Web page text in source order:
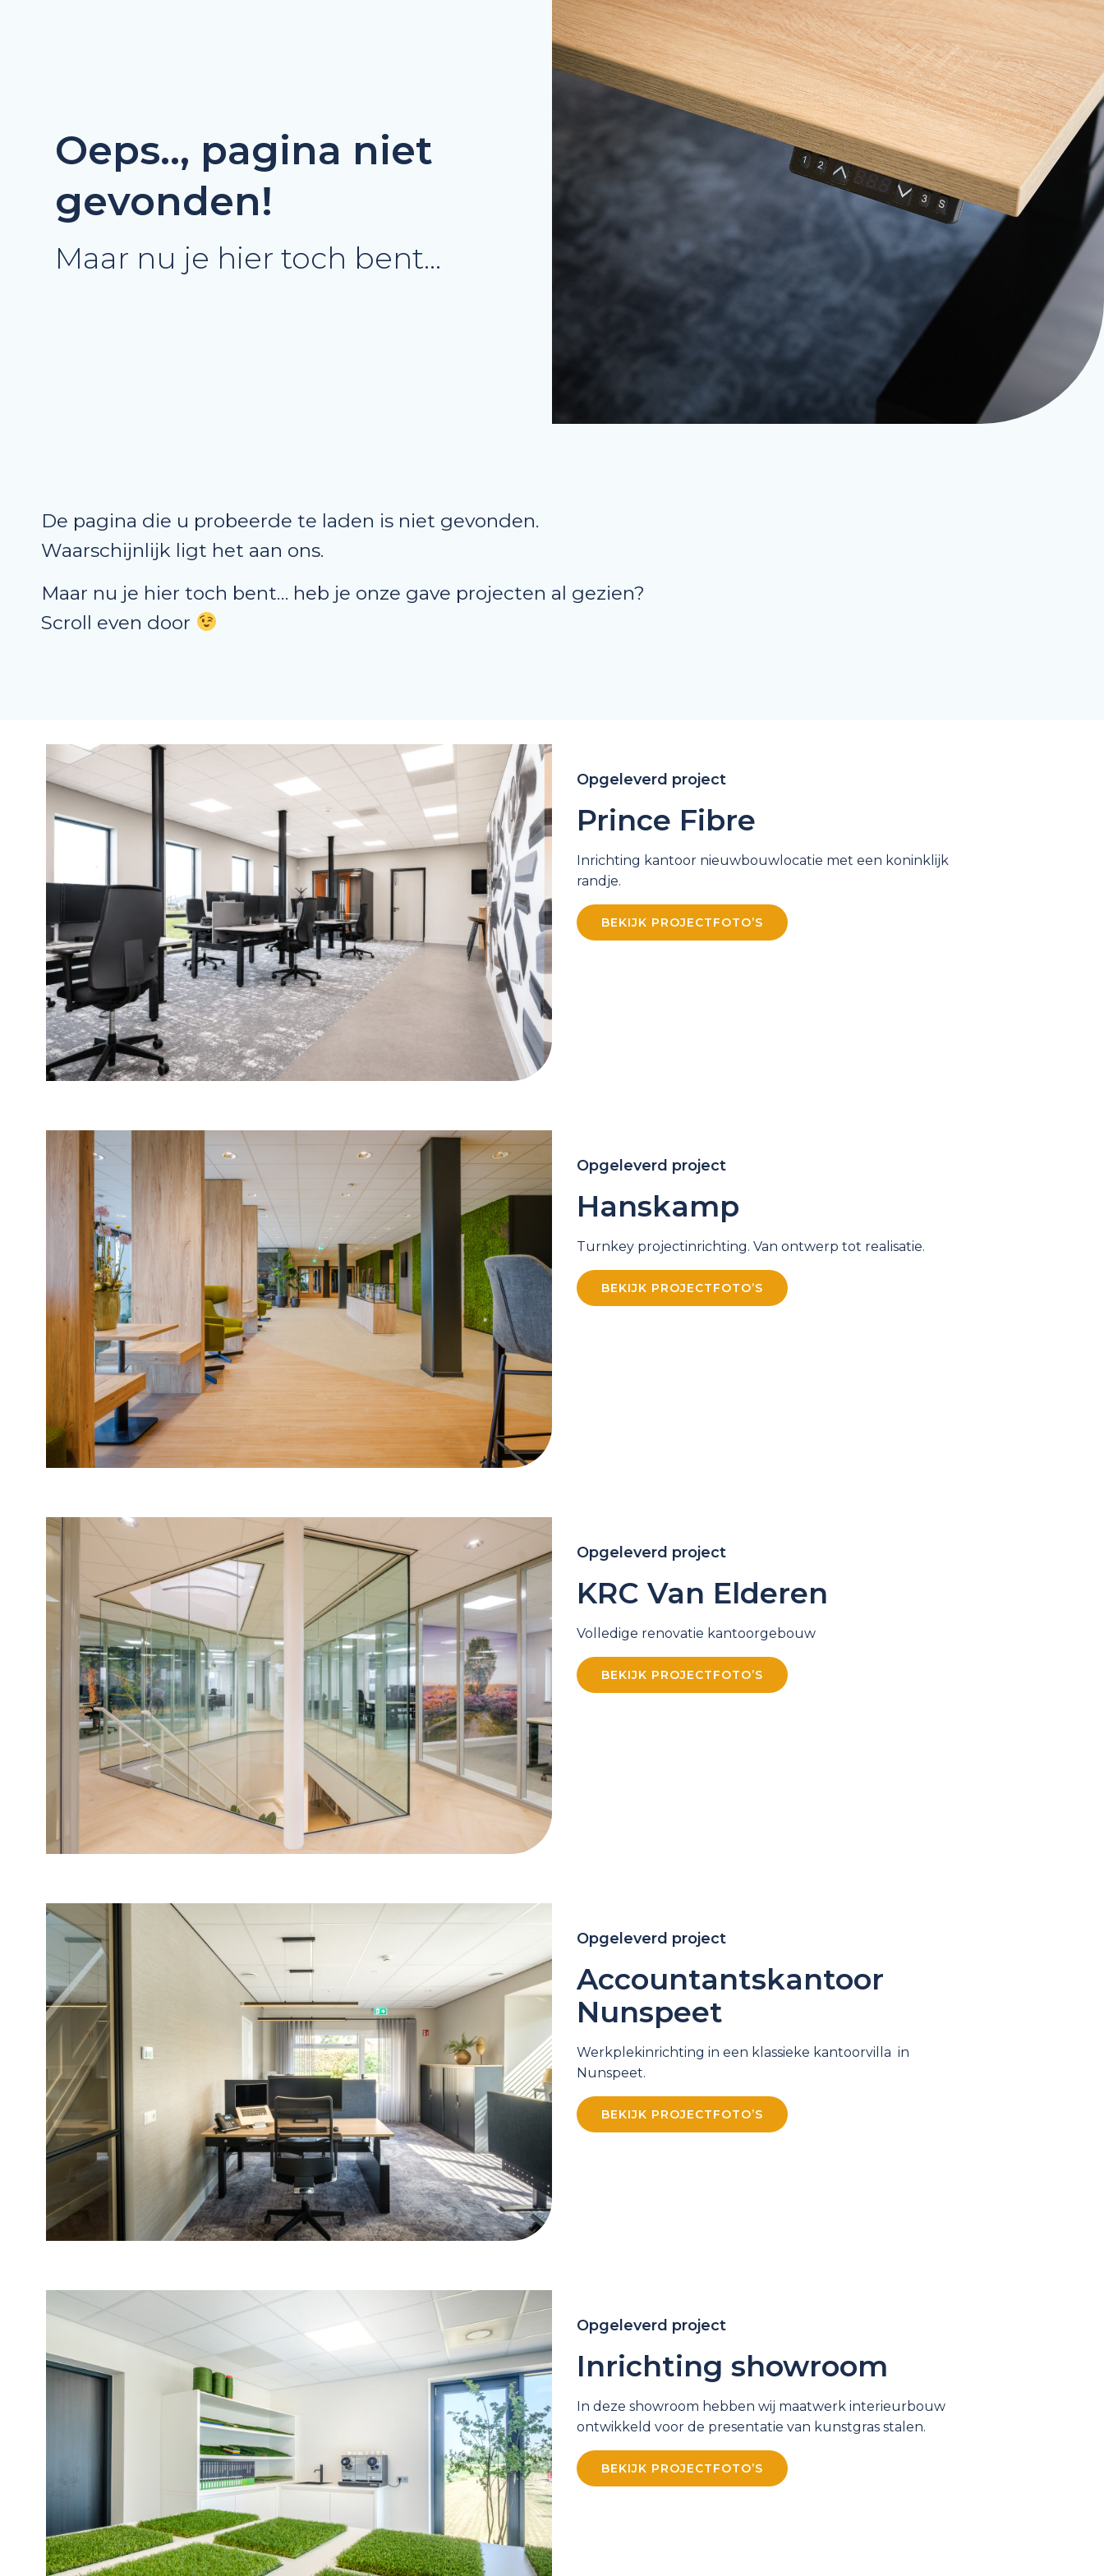
Oeps.., pagina niet
gevonden!
Maar nu je hier toch bent…
De pagina die u probeerde te laden is niet gevonden.
Waarschijnlijk ligt het aan ons.
Maar nu je hier toch bent… heb je onze gave projecten al gezien?
Scroll even door
Opgeleverd project
Prince Fibre
Inrichting kantoor nieuwbouwlocatie met een koninklijk
randje.
BEKIJK PROJECTFOTO’S
Opgeleverd project
Hanskamp
Turnkey projectinrichting. Van ontwerp tot realisatie.
BEKIJK PROJECTFOTO’S
Opgeleverd project
KRC Van Elderen
Volledige renovatie kantoorgebouw
BEKIJK PROJECTFOTO’S
Opgeleverd project
Accountantskantoor
Nunspeet
Werkplekinrichting in een klassieke kantoorvilla in
Nunspeet.
BEKIJK PROJECTFOTO’S
Opgeleverd project
Inrichting showroom
In deze showroom hebben wij maatwerk interieurbouw
ontwikkeld voor de presentatie van kunstgras stalen.
BEKIJK PROJECTFOTO’S